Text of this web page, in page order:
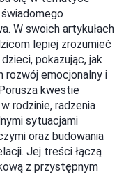
W swoich artykułach
lepiej zrozumieć
pokazując, jak
rozwój emocjonalny i
kwestie
rodzinie, radzenia
sytuacjami
oraz budowania
Jej treści łączą
z przystępnym